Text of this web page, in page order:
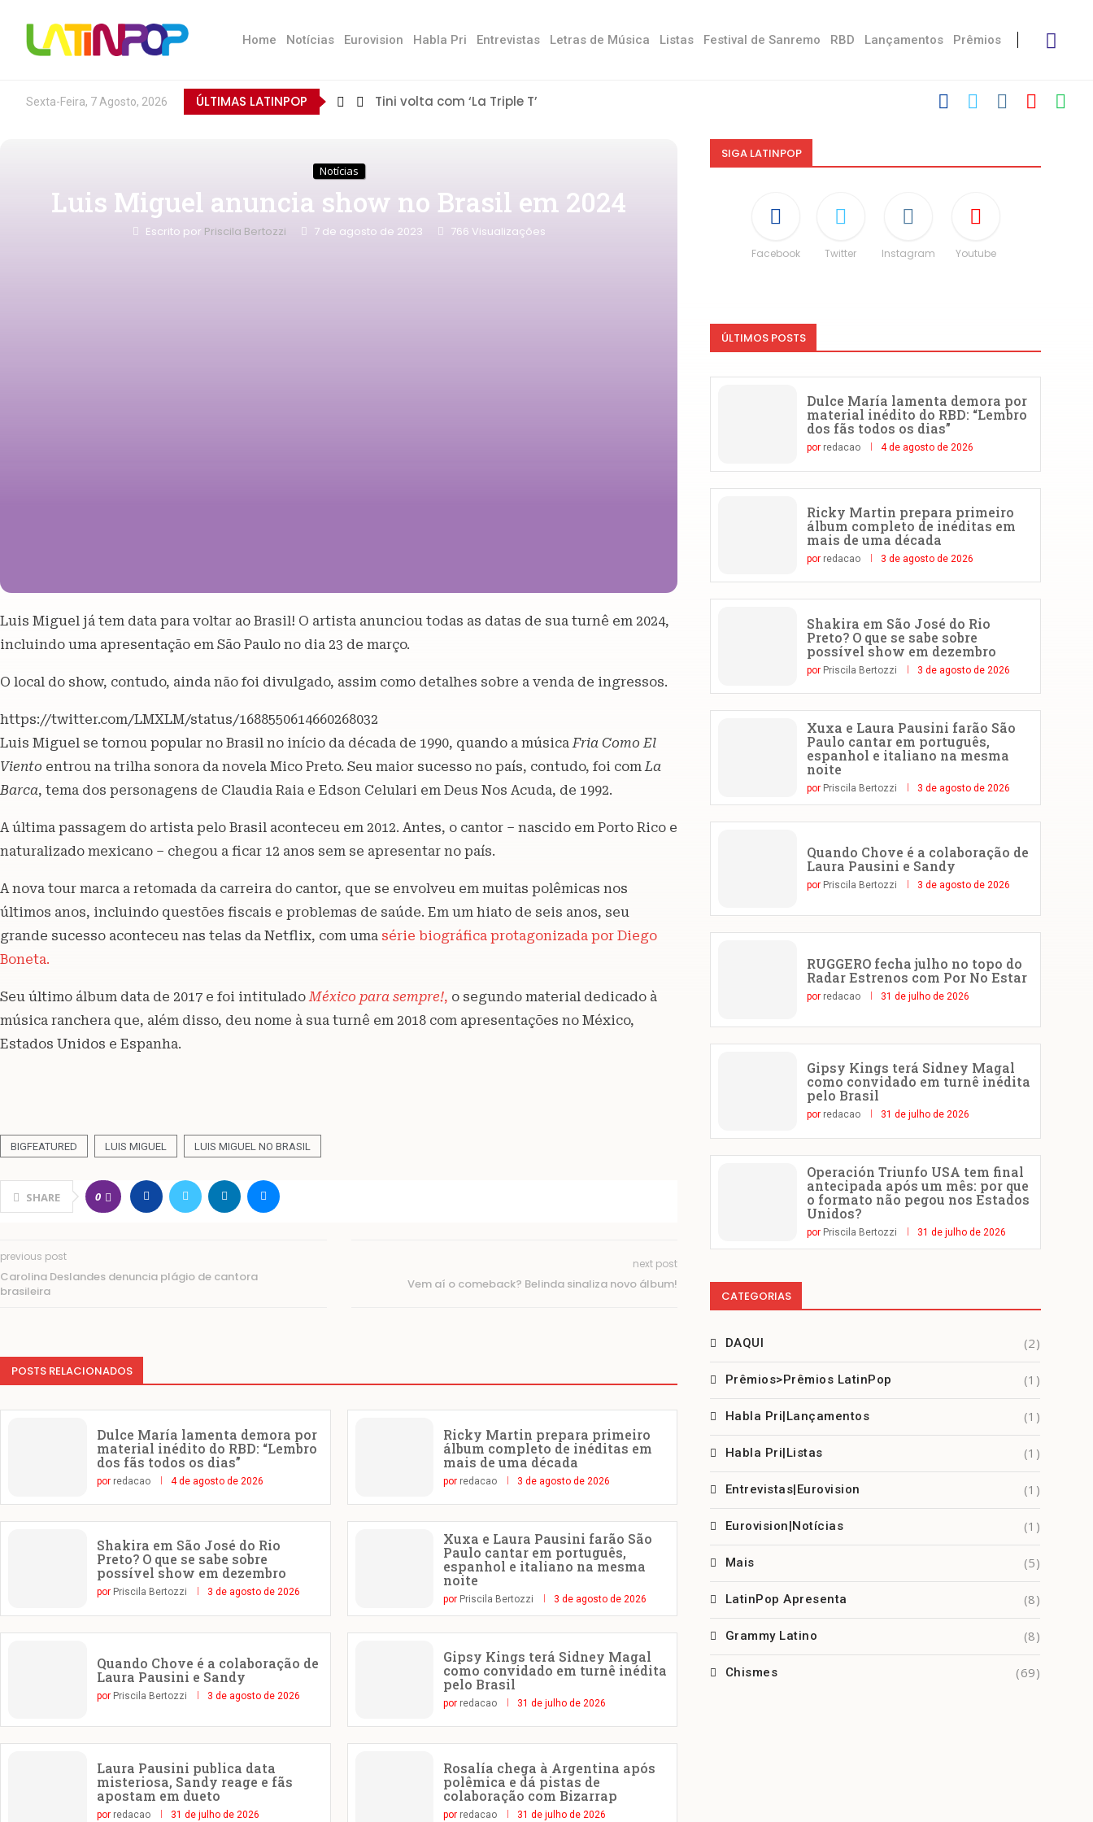
Home Notícias Eurovision Habla Pri Entrevistas Letras de Música Listas Festival de Sanremo RBD Lançamentos Prêmios
Sexta-Feira, 7 Agosto, 2026 ÚLTIMAS LATINPOP Tini volta com ‘La Triple T’
Notícias
Luis Miguel anuncia show no Brasil em 2024
Escrito por Priscila Bertozzi 7 de agosto de 2023 766 Visualizações
Luis Miguel já tem data para voltar ao Brasil! O artista anunciou todas as datas de sua turnê em 2024,
incluindo uma apresentação em São Paulo no dia 23 de março.
O local do show, contudo, ainda não foi divulgado, assim como detalhes sobre a venda de ingressos.
https://twitter.com/LMXLM/status/1688550614660268032
Luis Miguel se tornou popular no Brasil no início da década de 1990, quando a músicaFria Como El
Viento entrou na trilha sonora da novela Mico Preto. Seu maior sucesso no país, contudo, foi comLa
Barca, tema dos personagens de Claudia Raia e Edson Celulari em Deus Nos Acuda, de 1992.
A última passagem do artista pelo Brasil aconteceu em 2012. Antes, o cantor – nascido em Porto Rico e
naturalizado mexicano – chegou a ficar 12 anos sem se apresentar no país.
A nova tour marca a retomada da carreira do cantor, que se envolveu em muitas polêmicas nos
últimos anos, incluindo questões fiscais e problemas de saúde. Em um hiato de seis anos, seu
grande sucesso aconteceu nas telas da Netflix, com uma série biográfica protagonizada por Diego
Boneta.
Seu último álbum data de 2017 e foi intitulado México para sempre!, o segundo material dedicado à
música ranchera que, além disso, deu nome à sua turnê em 2018 com apresentações no México,
Estados Unidos e Espanha.
BIGFEATURED LUIS MIGUEL LUIS MIGUEL NO BRASIL
SHARE 0
previous post
Carolina Deslandes denuncia plágio de cantora
brasileira
next post
Vem aí o comeback? Belinda sinaliza novo álbum!
POSTS RELACIONADOS
Dulce María lamenta demora por
material inédito do RBD: “Lembro
dos fãs todos os dias”
por redacao 4 de agosto de 2026
Ricky Martin prepara primeiro
álbum completo de inéditas em
mais de uma década
por redacao 3 de agosto de 2026
Shakira em São José do Rio
Preto? O que se sabe sobre
possível show em dezembro
por Priscila Bertozzi 3 de agosto de 2026
Xuxa e Laura Pausini farão São
Paulo cantar em português,
espanhol e italiano na mesma
noite
por Priscila Bertozzi 3 de agosto de 2026
Quando Chove é a colaboração de
Laura Pausini e Sandy
por Priscila Bertozzi 3 de agosto de 2026
Gipsy Kings terá Sidney Magal
como convidado em turnê inédita
pelo Brasil
por redacao 31 de julho de 2026
Laura Pausini publica data
misteriosa, Sandy reage e fãs
apostam em dueto
por redacao 31 de julho de 2026
Rosalía chega à Argentina após
polêmica e dá pistas de
colaboração com Bizarrap
por redacao 31 de julho de 2026
SIGA LATINPOP
Facebook Twitter Instagram Youtube
ÚLTIMOS POSTS
Dulce María lamenta demora por
material inédito do RBD: “Lembro
dos fãs todos os dias”
por redacao 4 de agosto de 2026
Ricky Martin prepara primeiro
álbum completo de inéditas em
mais de uma década
por redacao 3 de agosto de 2026
Shakira em São José do Rio
Preto? O que se sabe sobre
possível show em dezembro
por Priscila Bertozzi 3 de agosto de 2026
Xuxa e Laura Pausini farão São
Paulo cantar em português,
espanhol e italiano na mesma
noite
por Priscila Bertozzi 3 de agosto de 2026
Quando Chove é a colaboração de
Laura Pausini e Sandy
por Priscila Bertozzi 3 de agosto de 2026
RUGGERO fecha julho no topo do
Radar Estrenos com Por No Estar
por redacao 31 de julho de 2026
Gipsy Kings terá Sidney Magal
como convidado em turnê inédita
pelo Brasil
por redacao 31 de julho de 2026
Operación Triunfo USA tem final
antecipada após um mês: por que
o formato não pegou nos Estados
Unidos?
por Priscila Bertozzi 31 de julho de 2026
CATEGORIAS
DAQUI (2)
Prêmios>Prêmios LatinPop (1)
Habla Pri|Lançamentos (1)
Habla Pri|Listas (1)
Entrevistas|Eurovision (1)
Eurovision|Notícias (1)
Mais (5)
LatinPop Apresenta (8)
Grammy Latino (8)
Chismes (69)